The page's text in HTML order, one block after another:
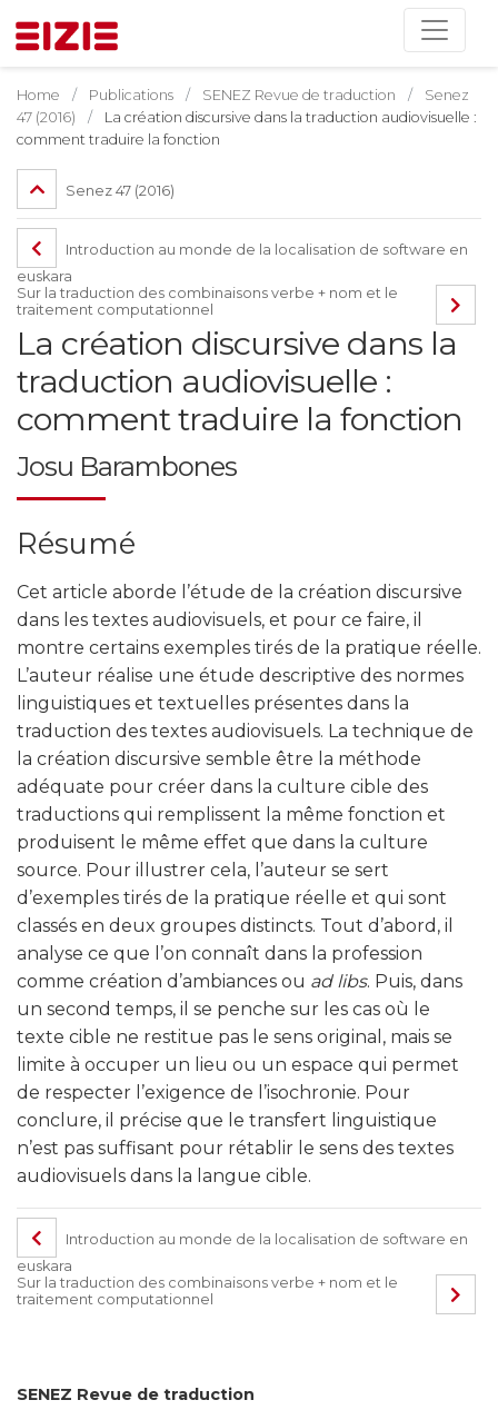
SENEZ Revue de traduction
Home Publications SENEZ Revue de traduction
Senez
47 (2016)
La création discursive dans la traduction audiovisuelle :
comment traduire la fonction
Senez 47 (2016)
Introduction au monde de la localisation de software en
euskara
Sur la traduction des combinaisons verbe + nom et le
traitement computationnel
La création discursive dans la
traduction audiovisuelle :
comment traduire la fonction
Josu Barambones
Résumé
Cet article aborde l’étude de la création discursive
dans les textes audiovisuels, et pour ce faire, il
montre certains exemples tirés de la pratique réelle.
L’auteur réalise une étude descriptive des normes
linguistiques et textuelles présentes dans la
traduction des textes audiovisuels. La technique de
la création discursive semble être la méthode
adéquate pour créer dans la culture cible des
traductions qui remplissent la même fonction et
produisent le même effet que dans la culture
source. Pour illustrer cela, l’auteur se sert
d’exemples tirés de la pratique réelle et qui sont
classés en deux groupes distincts. Tout d’abord, il
analyse ce que l’on connaît dans la profession
comme création d’ambiances ou ad libs. Puis, dans
un second temps, il se penche sur les cas où le
texte cible ne restitue pas le sens original, mais se
limite à occuper un lieu ou un espace qui permet
de respecter l’exigence de l’isochronie. Pour
conclure, il précise que le transfert linguistique
n’est pas suffisant pour rétablir le sens des textes
audiovisuels dans la langue cible.
Introduction au monde de la localisation de software en
euskara
Sur la traduction des combinaisons verbe + nom et le
traitement computationnel